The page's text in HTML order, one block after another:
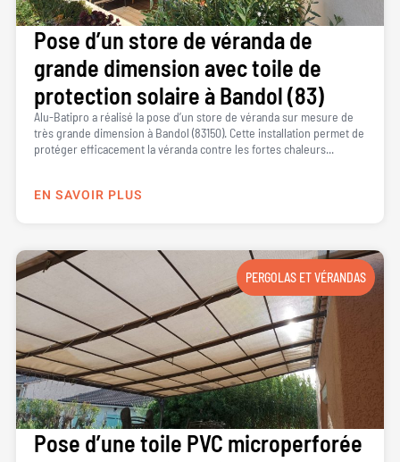
Pose d’un store de véranda de
grande dimension avec toile de
protection solaire à Bandol (83)
Alu-Batipro a réalisé la pose d’un store de véranda sur mesure de
très grande dimension à Bandol (83150). Cette installation permet de
protéger efficacement la véranda contre les fortes chaleurs...
EN SAVOIR PLUS
PERGOLAS ET VÉRANDAS
Pose d’une toile PVC microperforée